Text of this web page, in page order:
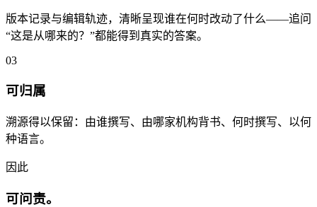
版本记录与编辑轨迹，清晰呈现谁在何时改动了什么——追问
“这是从哪来的？”都能得到真实的答案。
03
可归属
溯源得以保留：由谁撰写、由哪家机构背书、何时撰写、以何
种语言。
因此
可问责。